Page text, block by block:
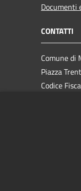
Documenti
CONTATTI
Comune di
Piazza
Codice